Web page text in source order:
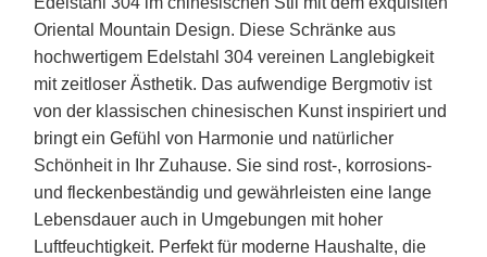
Oriental Mountain Design. Diese Schränke aus
hochwertigem Edelstahl 304 vereinen Langlebigkeit
mit zeitloser Ästhetik. Das aufwendige Bergmotiv ist
von der klassischen chinesischen Kunst inspiriert und
bringt ein Gefühl von Harmonie und natürlicher
Schönheit in Ihr Zuhause. Sie sind rost-, korrosions-
und fleckenbeständig und gewährleisten eine lange
Lebensdauer auch in Umgebungen mit hoher
Luftfeuchtigkeit. Perfekt für moderne Haushalte, die